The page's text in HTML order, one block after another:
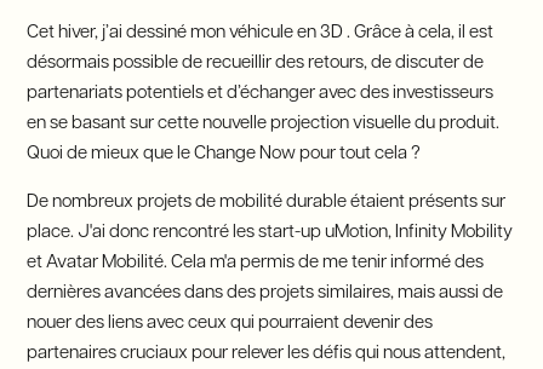
Cet hiver, j’ai dessiné mon véhicule en 3D . Grâce à cela, il est
désormais possible de recueillir des retours, de discuter de
partenariats potentiels et d’échanger avec des investisseurs
en se basant sur cette nouvelle projection visuelle du produit.
Quoi de mieux que le Change Now pour tout cela ?
De nombreux projets de mobilité durable étaient présents sur
place. J'ai donc rencontré les start-up uMotion, Infinity Mobility
et Avatar Mobilité. Cela m'a permis de me tenir informé des
dernières avancées dans des projets similaires, mais aussi de
nouer des liens avec ceux qui pourraient devenir des
partenaires cruciaux pour relever les défis qui nous attendent,